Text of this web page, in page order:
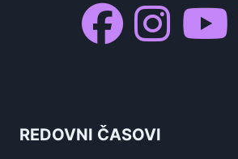
REDOVNI ČASOVI